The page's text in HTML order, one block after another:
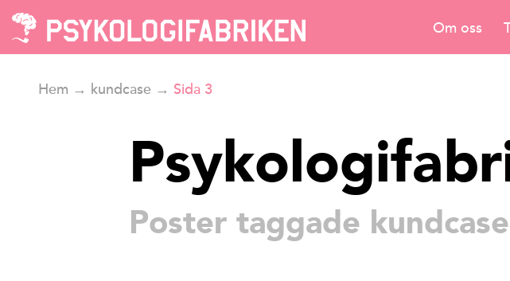
Om oss
Hem → kundcase → Sida 3
Poster taggade kundcase